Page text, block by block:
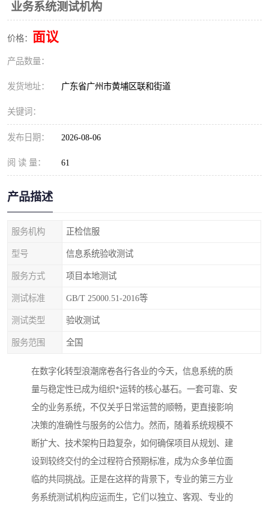
业务系统测试机构
价格： 面议
产品数量：
发货地址： 广东省广州市黄埔区联和街道
关键词：
发布日期： 2026-08-06
阅 读 量： 61
产品描述
服务机构 正检信服
型号 信息系统验收测试
服务方式 项目本地测试
测试标准 GB/T 25000.51-2016等
测试类型 验收测试
服务范围 全国
在数字化转型浪潮席卷各行各业的今天，信息系统的质
量与稳定性已成为组织*运转的核心基石。一套可靠、安
全的业务系统，不仅关乎日常运营的顺畅，更直接影响
决策的准确性与服务的公信力。然而，随着系统规模不
断扩大、技术架构日趋复杂，如何确保项目从规划、建
设到较终交付的全过程符合预期标准，成为众多单位面
临的共同挑战。正是在这样的背景下，专业的第三方业
务系统测试机构应运而生，它们以独立、客观、专业的